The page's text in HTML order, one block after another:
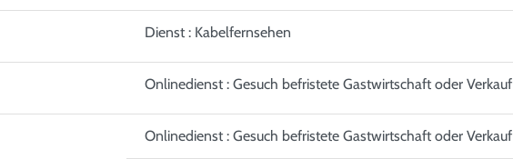
Dienst : Kabelfernsehen
Onlinedienst : Gesuch befristete Gastwirtschaft oder Verkauf
Onlinedienst : Gesuch befristete Gastwirtschaft oder Verkauf